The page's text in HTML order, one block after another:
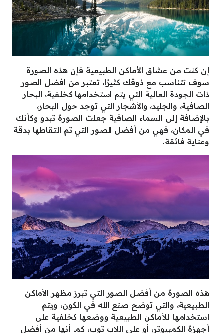
إن كنت من عشاق الأماكن الطبيعية فإن هذه الصورة
سوف تتناسب مع ذوقك كثيرًا، تعتبر من افضل الصور
ذات الجودة العالية التي يتم استخدامها كخلفية، البحار
الصافية، والجليد، والأشجار التي توجد حول البحار،
بالإضافة إلى السماء الصافية جعلت الصورة تبدو وكأنك
في المكان، فهي من أفضل الصور التي تم التقاطها بدقة
وعناية فائقة.
هذه الصورة من أفضل الصور التي تبرز مظهر الأماكن
الطبيعية، والتي توضح صنع الله في الكون، ويتم
استخدامها للأماكن الطبيعية ووضعها كخلفية على
أجهزة الكمبيوتر، أو على اللاب توب، كما أنها من أفضل